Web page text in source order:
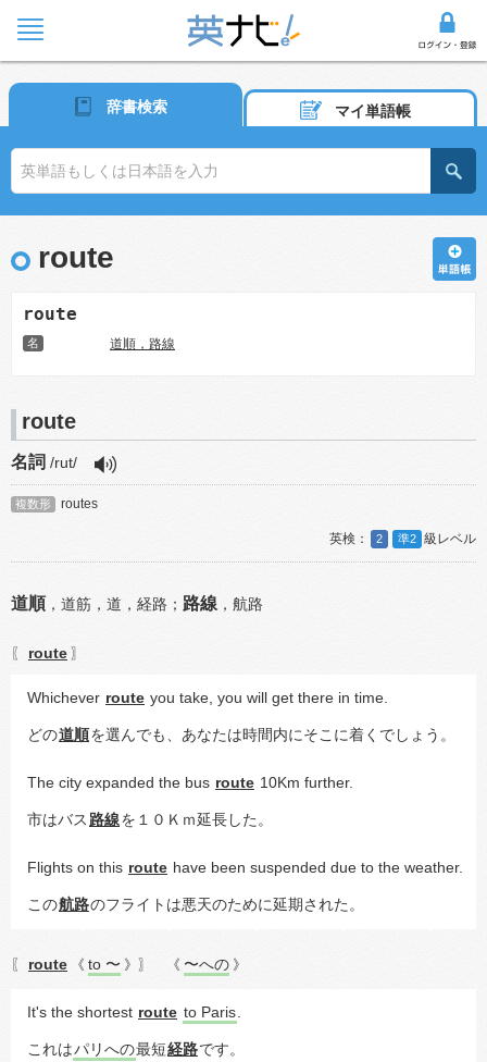
辞書検索 マイ単語帳
route
route
名 道順，路線
route
名詞 /rut/
複数形 routes
2 準2
道順 ， 道筋， 道， 経路； 路線 ， 航路
〖 route 〗
Whichever route you take, you will get there in time.
どの道順を選んでも、あなたは時間内にそこに着くでしょう。
The city expanded the bus route 10Km further.
市はバス 路線を１０Ｋｍ延長した。
Flights on this route have been suspended due to the weather.
この航路のフライトは悪天のために延期された。
〖 route 《 to 〜 》〗 《 〜への 》
It's the shortest route to Paris
これはパリへの最短経路です。